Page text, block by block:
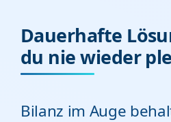
Dauerhafte
du nie wieder
Bilanz im Auge